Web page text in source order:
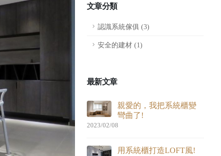
文章分類
認識系統傢俱 (3)
安全的建材 (1)
最新文章
親愛的，我把系統櫃變
彎曲了!
2023/02/08
用系統櫃打造LOFT風!